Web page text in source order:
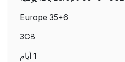
Europe 35+6
3GB
1 أيام